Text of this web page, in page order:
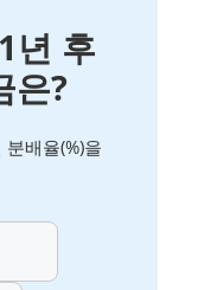
년 후
은?
배율(%)을